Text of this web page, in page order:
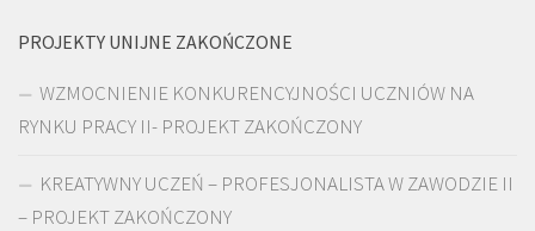
PROJEKTY UNIJNE ZAKOŃCZONE
WZMOCNIENIE KONKURENCYJNOŚCI UCZNIÓW NA
RYNKU PRACY II- PROJEKT ZAKOŃCZONY
KREATYWNY UCZEŃ – PROFESJONALISTA W ZAWODZIE II
– PROJEKT ZAKOŃCZONY